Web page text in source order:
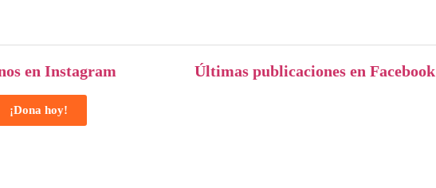
en Instagram Últimas publicaciones en Facebook
¡Dona hoy!